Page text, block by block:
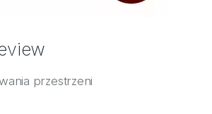
przestrzeni